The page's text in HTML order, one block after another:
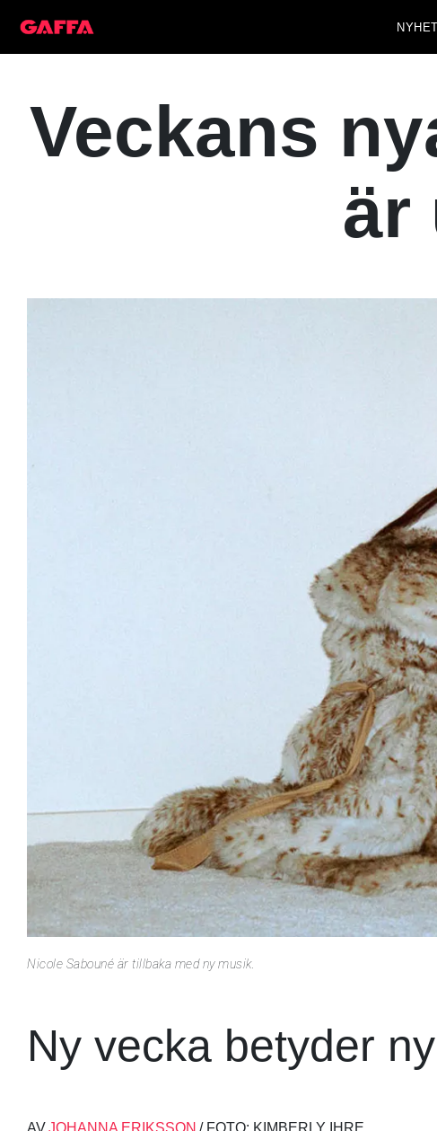
Veckans
är
Nicole Sabouné är tillbaka med ny musik.
Ny vecka betyder
AVJOHANNA ERIKSSON / FOTO: KIMBERLY IHRE